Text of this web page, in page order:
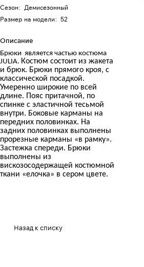
Сезон: Демисезонный
Размер на модели: 52
Описание
Брюки является частью костюма
JULIA. Костюм состоит из жакета
и брюк. Брюки прямого кроя, с
классической посадкой.
Умеренно широкие по всей
длине. Пояс притачной, по
спинке с эластичной тесьмой
внутри. Боковые карманы на
передних половинках. На
задних половинках выполнены
прорезные карманы «в рамку».
Застежка спереди. Брюки
выполнены из
вискозосодержащей костюмной
ткани «елочка» в сером цвете.
Назад к списку